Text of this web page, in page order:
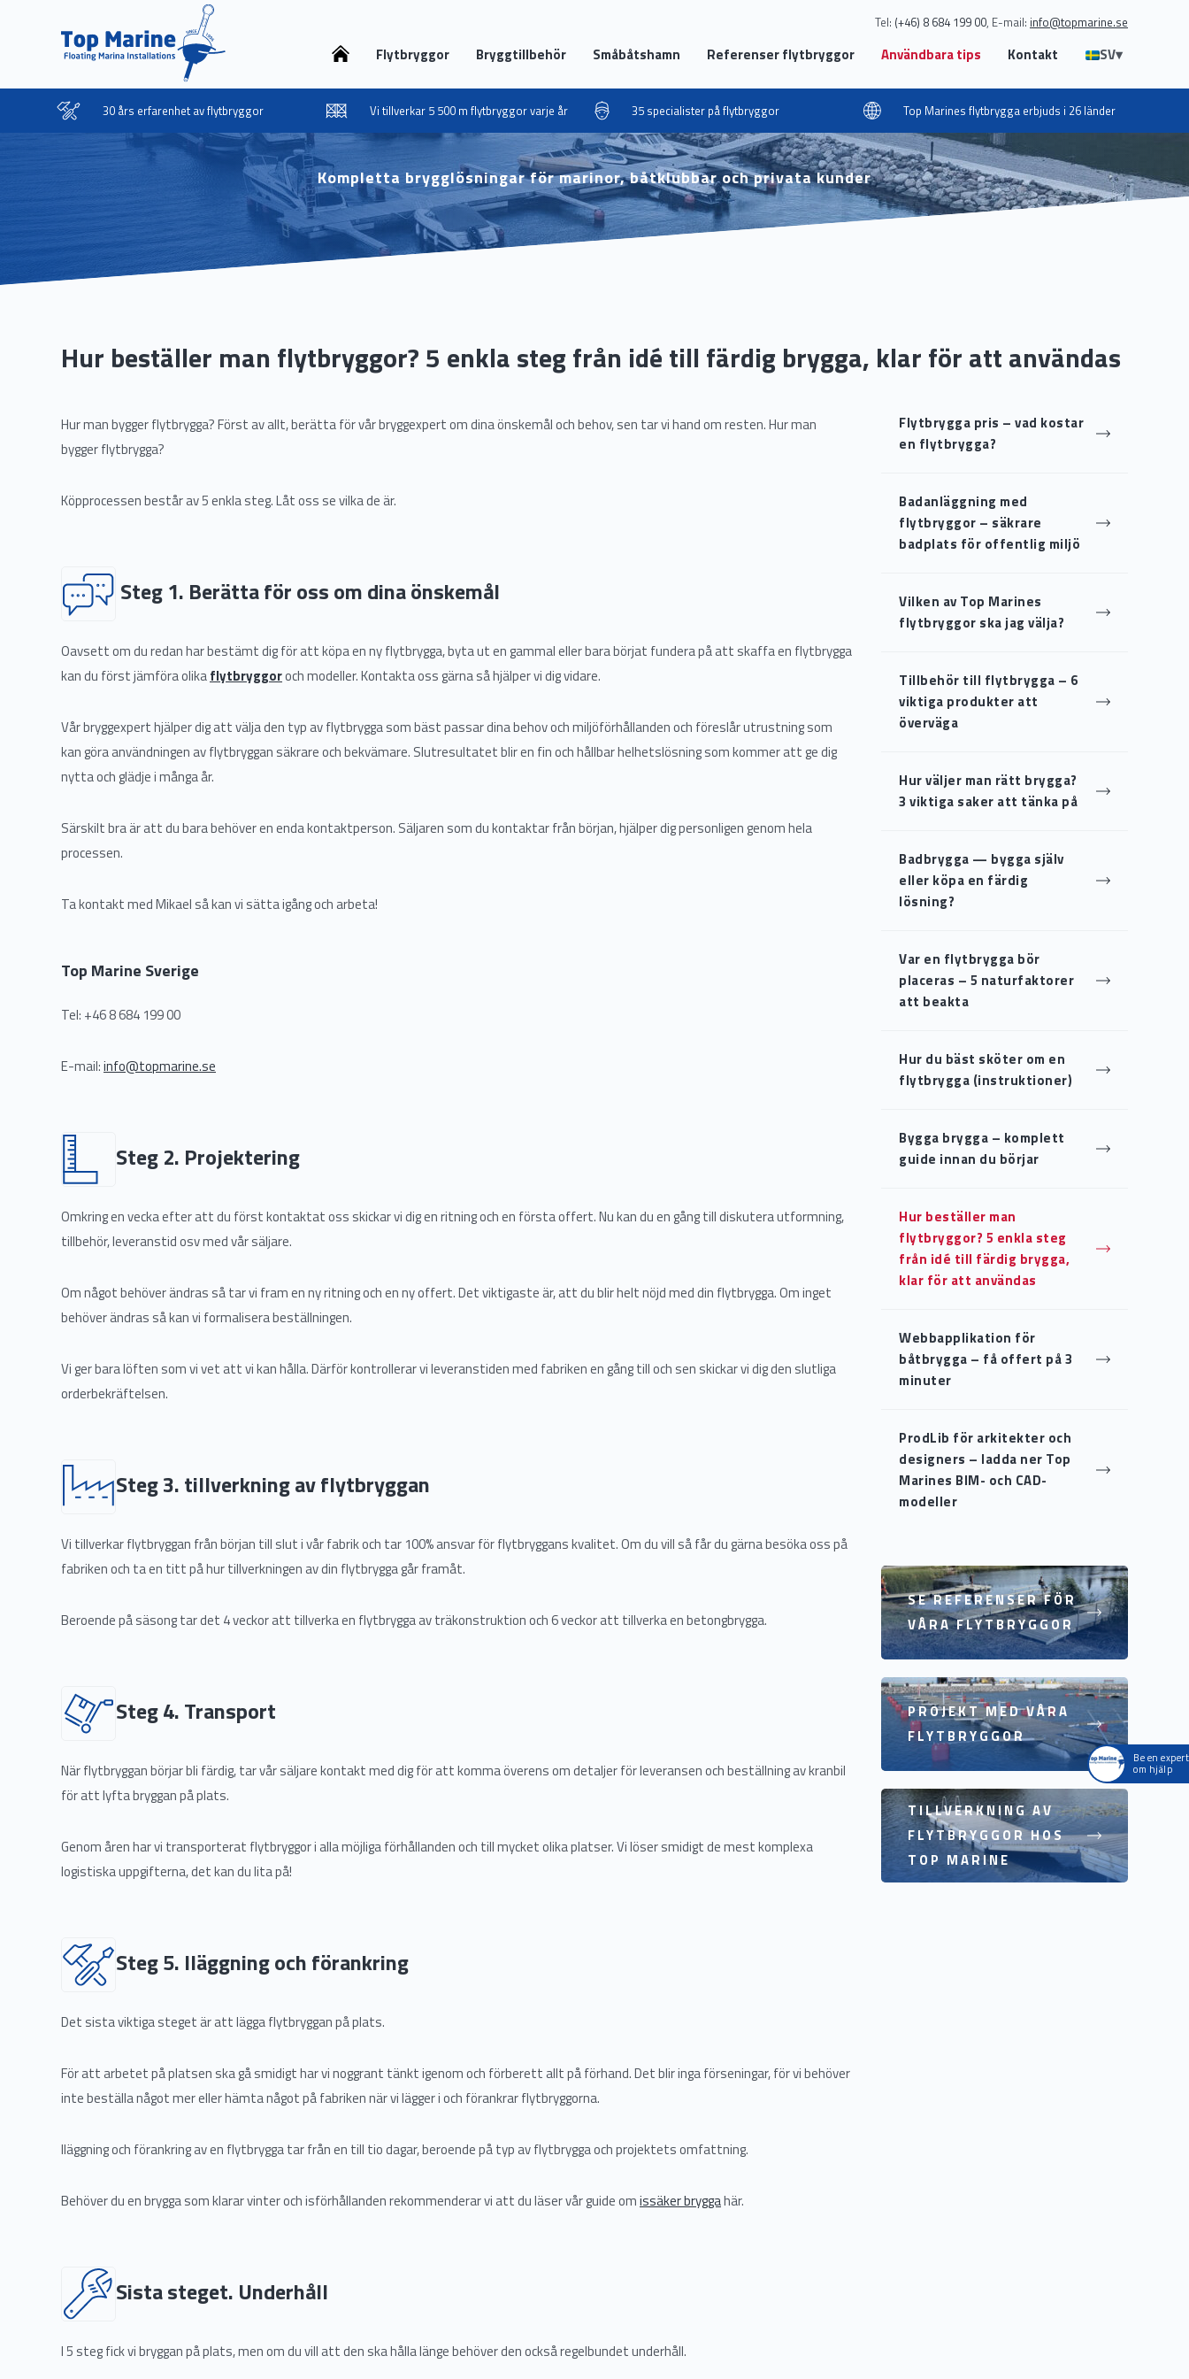
Tel: (+46) 8 684 199 00 E-mail: info@topmarine.se
Flytbryggor Bryggtillbehör Småbåtshamn Referenser flytbryggor Användbara tips Kontakt SV▾
30 års erfarenhet av flytbryggor Vi tillverkar 5 500 m flytbryggor varje år 35 specialister på flytbryggor Top Marines flytbrygga erbjuds i 26 länder
Kompletta brygglösningar för marinor, båtklubbar och privata kunder
Hur beställer man flytbryggor? 5 enkla steg från idé till färdig brygga, klar för att användas
Flytbrygga pris – vad kostar
en flytbrygga?
Badanläggning med
flytbryggor – säkrare
badplats för offentlig miljö
Vilken av Top Marines
flytbryggor ska jag välja?
Tillbehör till flytbrygga – 6
viktiga produkter att
överväga
Hur väljer man rätt brygga?
3 viktiga saker att tänka på
Badbrygga — bygga själv
eller köpa en färdig
lösning?
Var en flytbrygga bör
placeras – 5 naturfaktorer
att beakta
Hur du bäst sköter om en
flytbrygga (instruktioner)
Bygga brygga – komplett
guide innan du börjar
Hur beställer man
flytbryggor? 5 enkla steg
från idé till färdig brygga,
klar för att användas
Webbapplikation för
båtbrygga – få offert på 3
minuter
ProdLib för arkitekter och
designers – ladda ner Top
Marines BIM- och CAD-
modeller
SE REFERENSER FÖR
VÅRA FLYTBRYGGOR
PROJEKT MED VÅRA
FLYTBRYGGOR
TILLVERKNING AV
FLYTBRYGGOR HOS
TOP MARINE
Hur man bygger flytbrygga? Först av allt, berätta för vår bryggexpert om dina önskemål och behov, sen tar vi hand om resten. Hur man
bygger flytbrygga?
Köpprocessen består av 5 enkla steg. Låt oss se vilka de är.
Steg 1. Berätta för oss om dina önskemål
Oavsett om du redan har bestämt dig för att köpa en ny flytbrygga, byta ut en gammal eller bara börjat fundera på att skaffa en flytbrygga
kan du först jämföra olikaflytbryggoroch modeller. Kontakta oss gärna så hjälper vi dig vidare.
Vår bryggexpert hjälper dig att välja den typ av flytbrygga som bäst passar dina behov och miljöförhållanden och föreslår utrustning som
kan göra användningen av flytbryggan säkrare och bekvämare. Slutresultatet blir en fin och hållbar helhetslösning som kommer att ge dig
nytta och glädje i många år.
Särskilt bra är att du bara behöver en enda kontaktperson. Säljaren som du kontaktar från början, hjälper dig personligen genom hela
processen.
Ta kontakt med Mikael så kan vi sätta igång och arbeta!
Top Marine Sverige
Tel: +46 8 684 199 00
E-mail:info@topmarine.se
Steg 2. Projektering
Omkring en vecka efter att du först kontaktat oss skickar vi dig en ritning och en första offert. Nu kan du en gång till diskutera utformning,
tillbehör, leveranstid osv med vår säljare.
Om något behöver ändras så tar vi fram en ny ritning och en ny offert. Det viktigaste är, att du blir helt nöjd med din flytbrygga. Om inget
behöver ändras så kan vi formalisera beställningen.
Vi ger bara löften som vi vet att vi kan hålla. Därför kontrollerar vi leveranstiden med fabriken en gång till och sen skickar vi dig den slutliga
orderbekräftelsen.
Steg 3. tillverkning av flytbryggan
Vi tillverkar flytbryggan från början till slut i vår fabrik och tar 100% ansvar för flytbryggans kvalitet. Om du vill så får du gärna besöka oss på
fabriken och ta en titt på hur tillverkningen av din flytbrygga går framåt.
Beroende på säsong tar det 4 veckor att tillverka en flytbrygga av träkonstruktion och 6 veckor att tillverka en betongbrygga.
Steg 4. Transport
När flytbryggan börjar bli färdig, tar vår säljare kontakt med dig för att komma överens om detaljer för leveransen och beställning av kranbil
för att lyfta bryggan på plats.
Genom åren har vi transporterat flytbryggor i alla möjliga förhållanden och till mycket olika platser. Vi löser smidigt de mest komplexa
logistiska uppgifterna, det kan du lita på!
Steg 5. Iläggning och förankring
Det sista viktiga steget är att lägga flytbryggan på plats.
För att arbetet på platsen ska gå smidigt har vi noggrant tänkt igenom och förberett allt på förhand. Det blir inga förseningar, för vi behöver
inte beställa något mer eller hämta något på fabriken när vi lägger i och förankrar flytbryggorna.
Iläggning och förankring av en flytbrygga tar från en till tio dagar, beroende på typ av flytbrygga och projektets omfattning.
Behöver du en brygga som klarar vinter och isförhållanden rekommenderar vi att du läser vår guide omissäker bryggahär.
Sista steget. Underhåll
I 5 steg fick vi bryggan på plats, men om du vill att den ska hålla länge behöver den också regelbundet underhåll.
Be en expert
om hjälp